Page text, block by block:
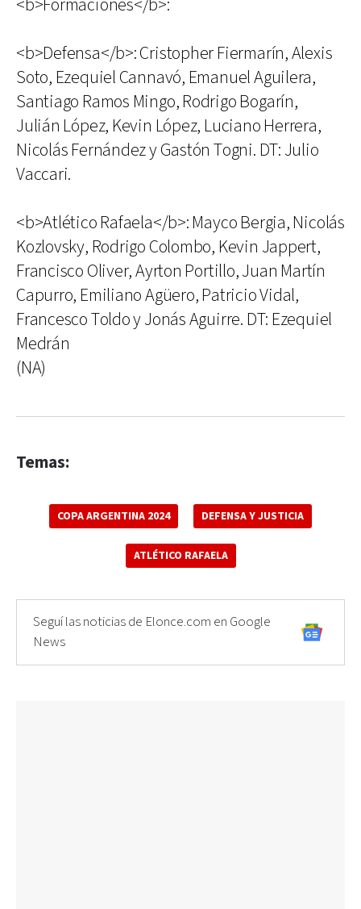
<b>Formaciones</b>:
<b>Defensa</b>: Cristopher Fiermarín, Alexis
Soto, Ezequiel Cannavó, Emanuel Aguilera,
Santiago Ramos Mingo, Rodrigo Bogarín,
Julián López, Kevin López, Luciano Herrera,
Nicolás Fernández y Gastón Togni. DT: Julio
Vaccari.
<b>Atlético Rafaela</b>: Mayco Bergia, Nicolás
Kozlovsky, Rodrigo Colombo, Kevin Jappert,
Francisco Oliver, Ayrton Portillo, Juan Martín
Capurro, Emiliano Agüero, Patricio Vidal,
Francesco Toldo y Jonás Aguirre. DT: Ezequiel
Medrán
(NA)
Temas:
COPA ARGENTINA 2024 DEFENSA Y JUSTICIA
ATLÉTICO RAFAELA
Seguí las noticias de Elonce.com en Google
News